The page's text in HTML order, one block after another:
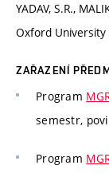
YADAV, S.R.,
Oxford University
ZAŘAZENÍ
Program
semestr,
Program